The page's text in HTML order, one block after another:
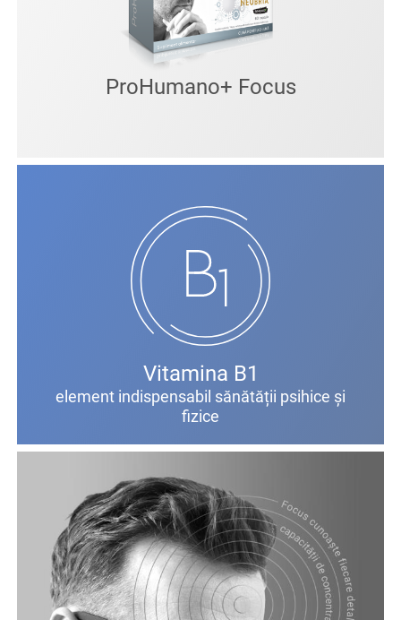
ProHumano+ Focus
Vitamina B1
element indispensabil sănătății psihice și
fizice